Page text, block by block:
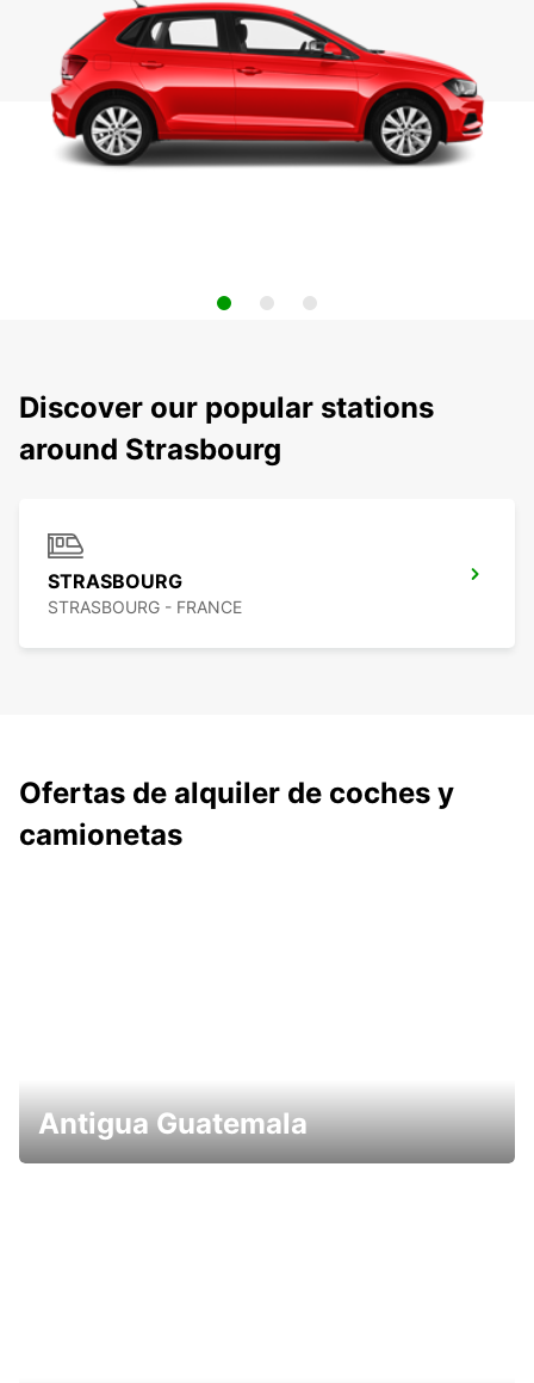
Discover our popular stations
around Strasbourg
STRASBOURG
STRASBOURG - FRANCE
Ofertas de alquiler de coches y
camionetas
Antigua Guatemala